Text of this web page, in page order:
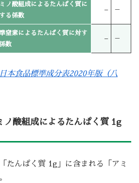
ノ酸組成によるたんぱく質に
る係数
– －
窒素によるたんぱく質に対す
数
– －
本食品標準成分表2020年版（八
ノ酸組成によるたんぱく質 1g
たんぱく質 1g」に含まれる「アミ